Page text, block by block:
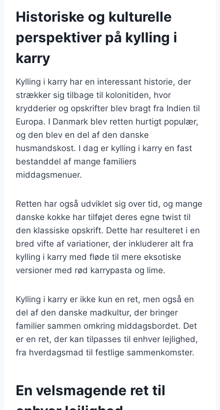
Historiske og kulturelle
perspektiver på kylling i
karry
Kylling i karry har en interessant historie, der
strækker sig tilbage til kolonitiden, hvor
krydderier og opskrifter blev bragt fra Indien til
Europa. I Danmark blev retten hurtigt populær,
og den blev en del af den danske
husmandskost. I dag er kylling i karry en fast
bestanddel af mange familiers
middagsmenuer.
Retten har også udviklet sig over tid, og mange
danske kokke har tilføjet deres egne twist til
den klassiske opskrift. Dette har resulteret i en
bred vifte af variationer, der inkluderer alt fra
kylling i karry med fløde til mere eksotiske
versioner med rød karrypasta og lime.
Kylling i karry er ikke kun en ret, men også en
del af den danske madkultur, der bringer
familier sammen omkring middagsbordet. Det
er en ret, der kan tilpasses til enhver lejlighed,
fra hverdagsmad til festlige sammenkomster.
En velsmagende ret til